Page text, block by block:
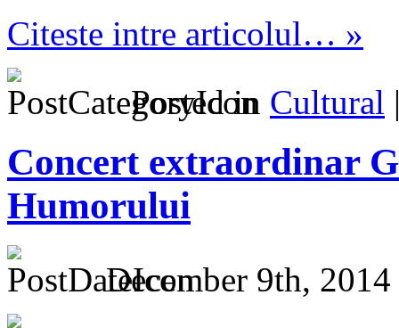
Citeste intre articolul… »
Posted in Cultural
Concert extraordinar
Humorului
December 9th,